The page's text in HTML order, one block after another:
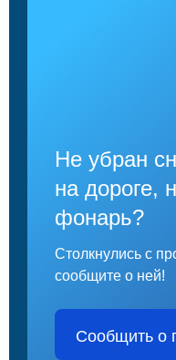
Не убран
на дороге,
фонарь?
Столкнулись с
сообщите о ней!
Сообщить о